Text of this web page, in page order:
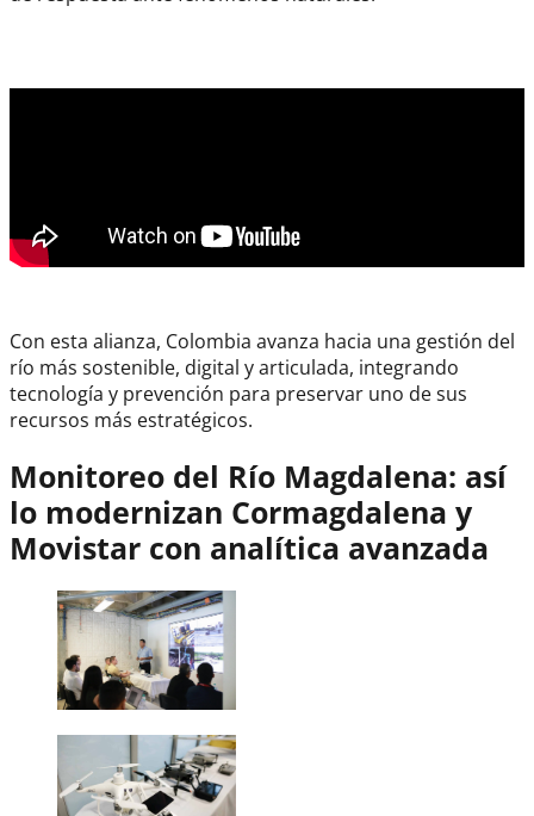
Con esta alianza, Colombia avanza hacia una gestión del
río más sostenible, digital y articulada, integrando
tecnología y prevención para preservar uno de sus
recursos más estratégicos.
Monitoreo del Río Magdalena: así
lo modernizan Cormagdalena y
Movistar con analítica avanzada